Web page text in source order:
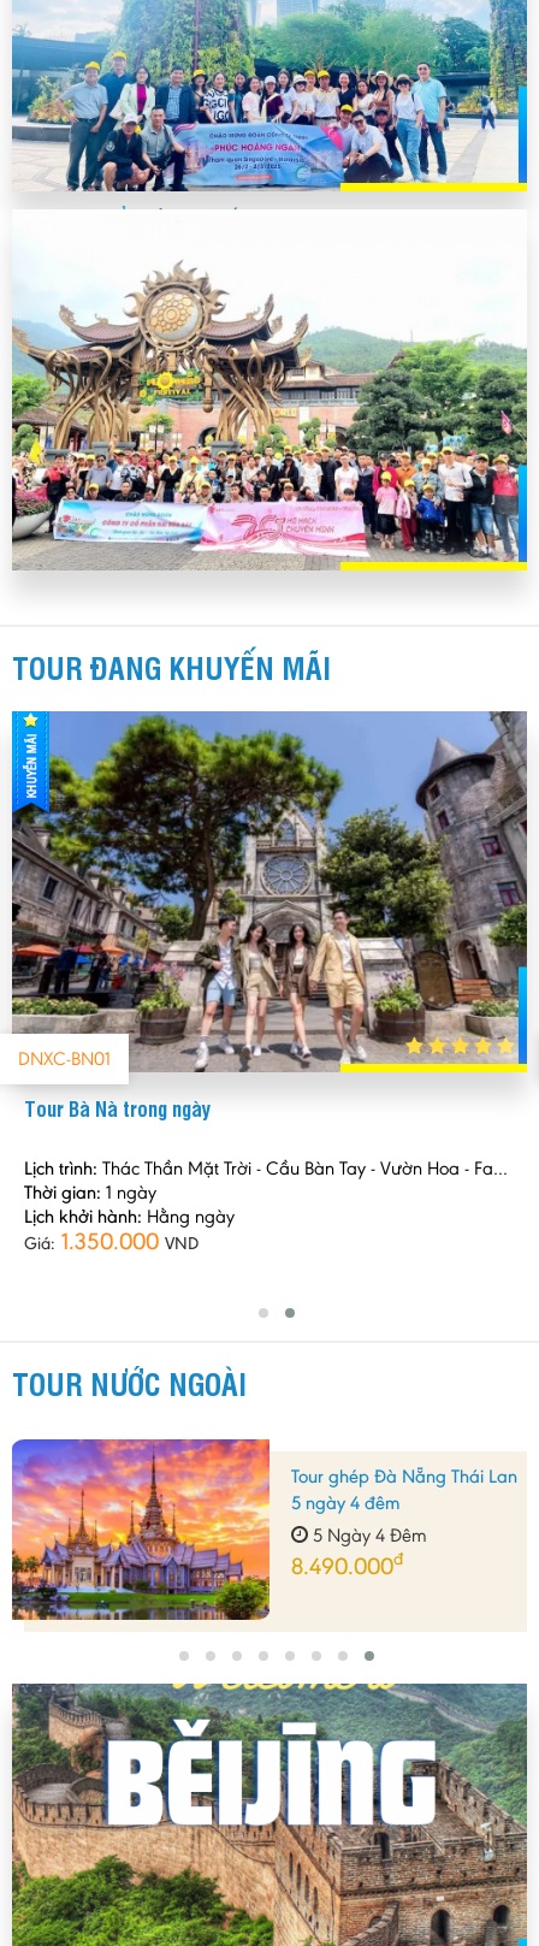
TOUR ĐANG KHUYẾN MÃI
DNXC-HA01
Tour Hội An 1 ngày
Lịch trình:Đà Nẵng - Hội An - Đà Nẵng
Thời gian:
Lịch khởi hành:Hằng ngày
Giá:550.000
TOUR NƯỚC NGOÀI
Thái Lan
Tour Thượng
19.290.000